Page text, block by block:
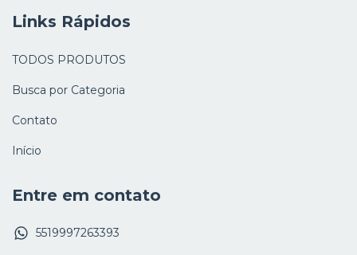
Links Rápidos
TODOS PRODUTOS
Busca por Categoria
Contato
Início
Entre em contato
5519997263393